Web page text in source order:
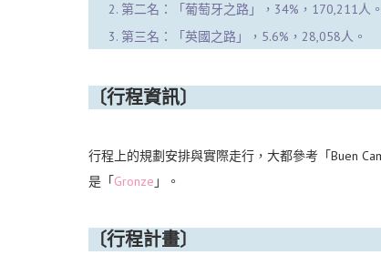
第二名：「葡萄牙之路」，34%，170,211人
第三名：「英國之路」，5.6%，28,058人。
〔行程資訊〕
行程上的規劃安排與實際走行，大都參考「Buen
是「 Gronze 」。
〔行程計畫〕